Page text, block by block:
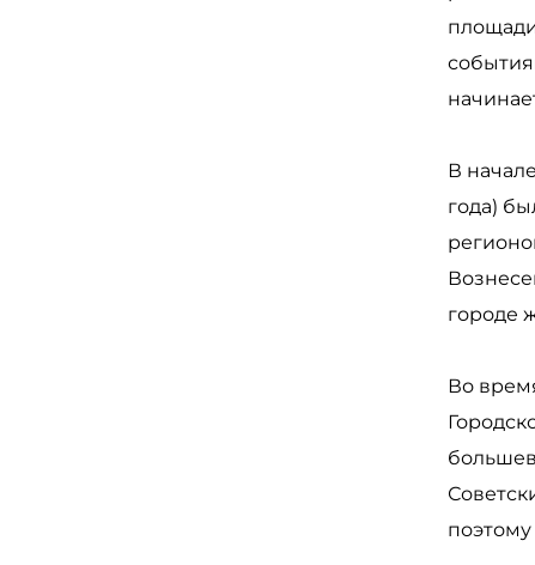
В
года)
городе
Во
поэтому